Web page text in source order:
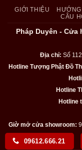
09612.666.21
GIỚI THIỆU
CÂU
Pháp Duyên - Cửa
Địa chỉ: Số
Hotline Tượng Phật Đồ
Hotline
Hotline
Giờ mở cửa showroom: